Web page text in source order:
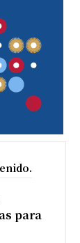
para